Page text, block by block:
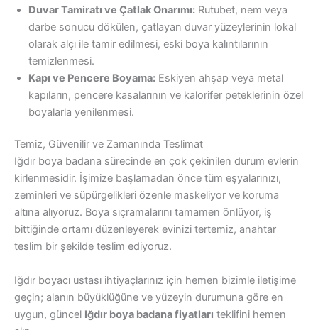
Duvar Tamiratı ve Çatlak Onarımı: Rutubet, nem veya
darbe sonucu dökülen, çatlayan duvar yüzeylerinin lokal
olarak alçı ile tamir edilmesi, eski boya kalıntılarının
temizlenmesi.
Kapı ve Pencere Boyama: Eskiyen ahşap veya metal
kapıların, pencere kasalarının ve kalorifer peteklerinin özel
boyalarla yenilenmesi.
Temiz, Güvenilir ve Zamanında Teslimat
Iğdır boya badana sürecinde en çok çekinilen durum evlerin
kirlenmesidir. İşimize başlamadan önce tüm eşyalarınızı,
zeminleri ve süpürgelikleri özenle maskeliyor ve koruma
altına alıyoruz. Boya sıçramalarını tamamen önlüyor, iş
bittiğinde ortamı düzenleyerek evinizi tertemiz, anahtar
teslim bir şekilde teslim ediyoruz.
Iğdır boyacı ustası ihtiyaçlarınız için hemen bizimle iletişime
geçin; alanın büyüklüğüne ve yüzeyin durumuna göre en
uygun, güncel Iğdır boya badana fiyatları teklifini hemen